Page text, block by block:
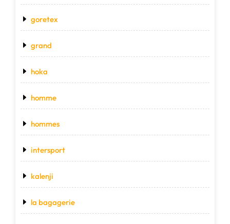
goretex
grand
hoka
homme
hommes
intersport
kalenji
la bagagerie